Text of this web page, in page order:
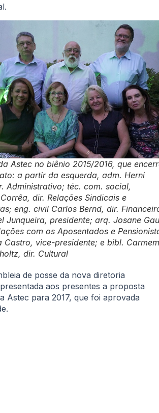
Astec no biênio 2015/2016, que
a partir da esquerda, adm. Herni
Administrativo; téc. com. social,
dir. Relações Sindicais e
eng. civil Carlos Bernd, dir.
Junqueira, presidente; arq. Josane
com os Aposentados e
Castro, vice-presidente; e bibl. Carmem
dir. Cultural
de posse da nova diretoria
aos presentes a proposta
Astec para 2017, que foi aprovada